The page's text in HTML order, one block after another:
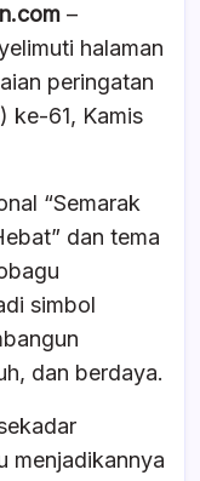
–
halaman
peringatan
ke-61, Kamis
“Semarak
dan tema
simbol
dan berdaya.
menjadikannya